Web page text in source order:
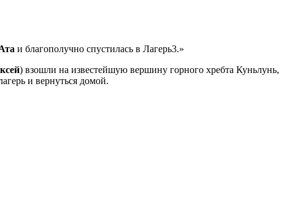
и благополучно спустилась в Лагерь3.»
) взошли на известейшую вершину горного хребта Куньлунь,
и вернуться домой.